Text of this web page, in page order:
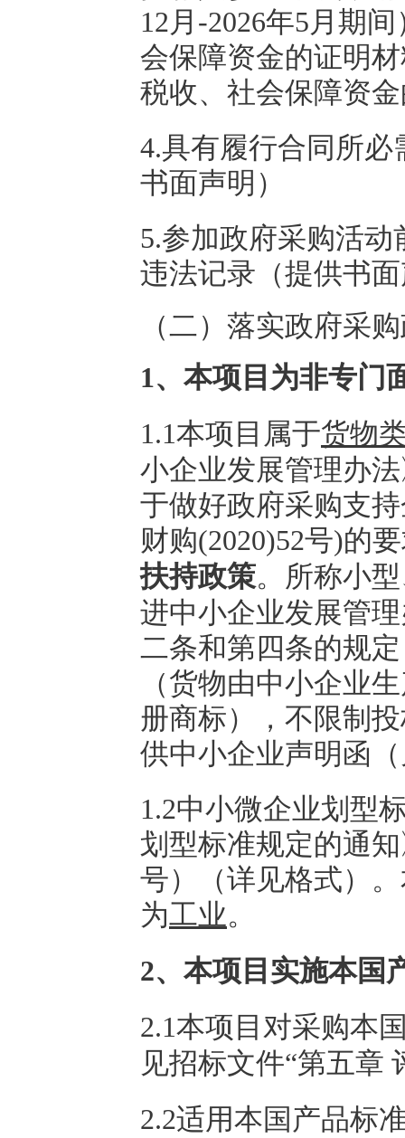
12月-2026年5月期
会保障资金的证明
税收、社会保障资
4.具有履行合同所
书面声明）
5.参加政府采购活
违法记录（提供书
（二）落实政府采
1、本项目为非专门
1.1本项目属于货物
小企业发展管理办
于做好政府采购支
财购(2020)52号)的
扶持政策。 所称小
进中小企业发展管
二条和第四条的规
（货物由中小企业
册商标），不限制
供中小企业声明函
1.2中小微企业划型
划型标准规定的通
号）（详见格式）
为工业。
2、本项目实施本国
2.1本项目对采购本
见招标文件“第五章
2.2适用本国产品标